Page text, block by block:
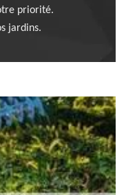
priorité.
jardins.